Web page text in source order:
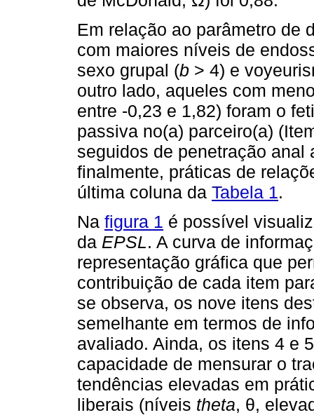
Em relação ao parâmetro de
com maiores níveis de
sexo grupal (b > 4) e
outro lado, aqueles com
entre -0,23 e 1,82) foram o
passiva no(a) parceiro(a)
seguidos de penetração anal
finalmente, práticas de
última coluna da Tabela 1.
Na figura 1 é possível
da EPSL. A curva de
representação gráfica que
contribuição de cada item
se observa, os nove itens
semelhante em termos de
avaliado. Ainda, os itens 4 e
capacidade de mensurar o
tendências elevadas em
liberais (níveis theta, θ,